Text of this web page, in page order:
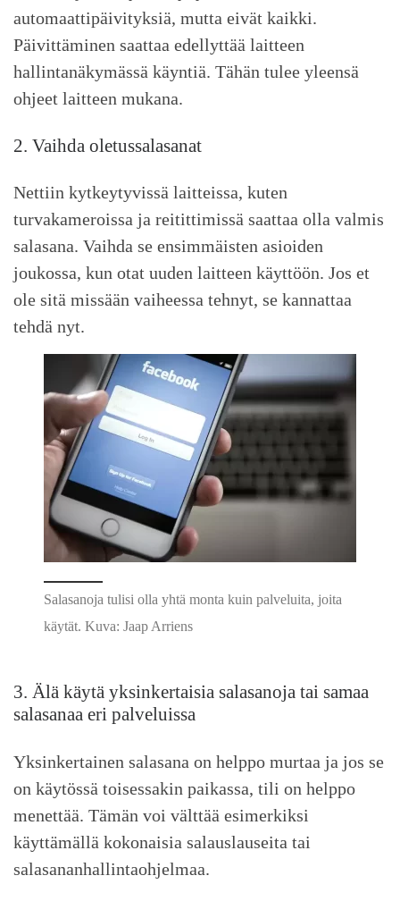
automaattipäivityksiä, mutta eivät kaikki.
Päivittäminen saattaa edellyttää laitteen
hallintanäkymässä käyntiä. Tähän tulee yleensä
ohjeet laitteen mukana.
2. Vaihda oletussalasanat
Nettiin kytkeytyvissä laitteissa, kuten
turvakameroissa ja reitittimissä saattaa olla valmis
salasana. Vaihda se ensimmäisten asioiden
joukossa, kun otat uuden laitteen käyttöön. Jos et
ole sitä missään vaiheessa tehnyt, se kannattaa
tehdä nyt.
Salasanoja tulisi olla yhtä monta kuin palveluita, joita
käytät. Kuva: Jaap Arriens
3. Älä käytä yksinkertaisia salasanoja tai samaa
salasanaa eri palveluissa
Yksinkertainen salasana on helppo murtaa ja jos se
on käytössä toisessakin paikassa, tili on helppo
menettää. Tämän voi välttää esimerkiksi
käyttämällä kokonaisia salauslauseita tai
salasananhallintaohjelmaa.